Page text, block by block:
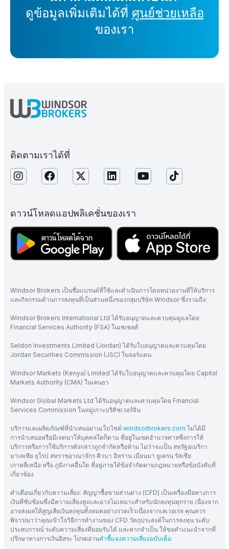
ดูข้อมูลเพิ่มเติมได้ที่ ศูนย์ช่วยเหลือ
ของเรา
ติดตามเราได้ที่
ดาวน์โหลดแอปพลิเคชั่นของเรา
Windsor Brokers เป็นชื่อแบรนด์ที่ใช้และดำเนินการโดยหน่วยงานที่ให้บริการ
และกิจกรรมด้านการลงทุนที่เป็นส่วนหนึ่งของกลุ่มบริษัท Windsor ซึ่งรวมถึง:
Windsor Brokers International Ltd ได้รับอนุญาตและควบคุมดูแลโดย
Financial Services Authority (FSA) ในเซเชลส์
Seldon Investments Limited (Jordan) ได้รับใบอนุญาตและควบคุมโดย
Jordan Securities Commission (JSC) ในจอร์แดน
Windsor Markets (Kenya) Limited ได้รับใบอนุญาตและควบคุมโดย Capital
Markets Authority (CMA) ในเคนยา
Windsor Global Markets Ltd ได้รับอนุญาตและควบคุมโดย Financial
Services Commission ในหมู่เกาะบริติชเวอร์จิน
บริการและผลิตภัณฑ์ที่นำเสนอผ่านเว็บไซต์ windsorbrokers.com ไม่ได้มี
การนำเสนอหรือมีเจตนาให้บุคคลใดก็ตาม ที่อยู่ในเขตอำนาจศาลซึ่งการให้
บริการหรือการใช้บริการดังกล่าวถูกจำกัดหรือห้าม ไม่ว่าจะเป็น สหรัฐอเมริกา
มาเลเซีย ยุโรป สหราชอาณาจักร คิวบา อิหร่าน เมียนมา ยูเครน รัสเซีย
เกาหลีเหนือ หรือ ภูมิภาคอื่นใด ที่อยู่ภายใต้ข้อจำกัดตามกฎหมายหรือข้อบังคับที่
เกี่ยวข้อง
คำเตือนเกี่ยวกับความเสี่ยง: สัญญาซื้อขายส่วนต่าง (CFD) เป็นเครื่องมือทางการ
เงินที่ซับซ้อนซึ่งมีความเสี่ยงสูงและอาจไม่เหมาะสำหรับนักลงทุนทุกราย เนื่องจาก
อาจส่งผลให้สูญเสียเงินลงทุนทั้งหมดอย่างรวดเร็วเนื่องจากเลเวอเรจ คุณควร
พิจารณาว่าคุณเข้าใจวิธีการทำงานของ CFD วัตถุประสงค์ในการลงทุน ระดับ
ประสบการณ์ ระดับความเสี่ยงที่ยอมรับได้ และหากจำเป็น ให้ขอคำแนะนำจากที่
ปรึกษาทางการเงินอิสระ โปรดอ่านคำชี้แจงความเสี่ยงฉบับเต็ม